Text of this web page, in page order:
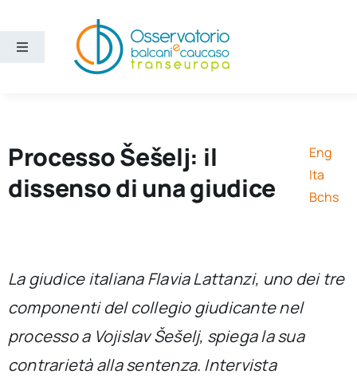
contenuto
Toggle
Ricerca e divulgazione
Cerca
per:
Processo Šešelj: il
dissenso di una giudice
Eng
Ita
Bchs
La giudice italiana Flavia Lattanzi, uno dei tre
componenti del collegio giudicante nel
processo a Vojislav Šešelj, spiega la sua
contrarietà alla sentenza. Intervista